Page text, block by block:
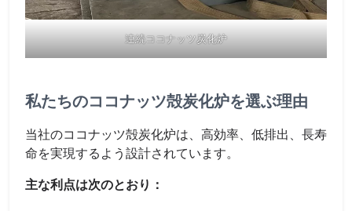
連続ココナッツ炭化炉
私たちのココナッツ殻炭化炉を選ぶ理由
当社のココナッツ殻炭化炉は、高効率、低排出、長寿
命を実現するよう設計されています。
主な利点は次のとおり：